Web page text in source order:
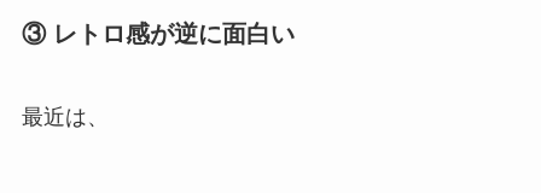
③ レトロ感が逆に面白い
最近は、